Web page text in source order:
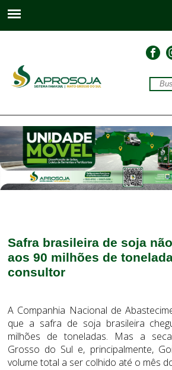
Safra brasileira de soja
aos 90 milhões de
consultor
A Companhia Nacional de
que a safra de soja brasileira
milhões de toneladas. Mas a
Grosso do Sul e, principalmente,
volume total a ser colhido até o mês